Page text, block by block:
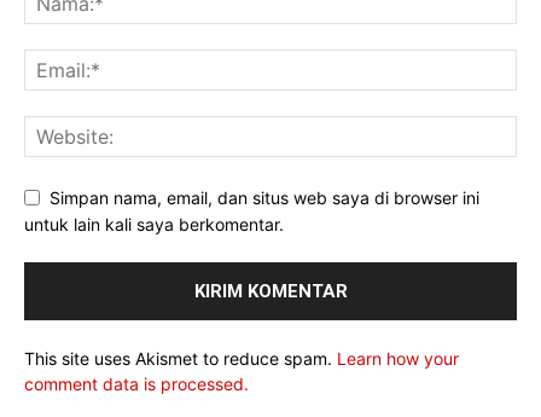
Simpan nama, email, dan situs web saya di browser ini
untuk lain kali saya berkomentar.
This site uses Akismet to reduce spam. Learn how your
comment data is processed.